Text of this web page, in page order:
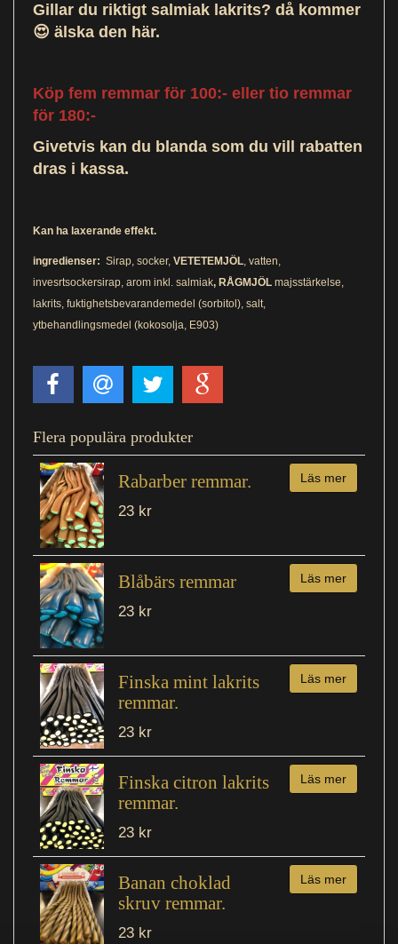
Gillar du riktigt salmiak lakrits? då kommer
😍 älska den här.
Köp fem remmar för 100:- eller tio remmar
för 180:-
Givetvis kan du blanda som du vill rabatten
dras i kassa.
Kan ha laxerande effekt.
ingredienser: Sirap, socker, VETETEMJÖL, vatten,
invesrtsockersirap, arom inkl. salmiak, RÅGMJÖL majsstärkelse,
lakrits, fuktighetsbevarandemedel (sorbitol), salt,
ytbehandlingsmedel (kokosolja, E903)
Flera populära produkter
Rabarber remmar.
23 kr
Läs mer
Blåbärs remmar
23 kr
Läs mer
Finska mint lakrits
remmar.
23 kr
Läs mer
Finska citron lakrits
remmar.
23 kr
Läs mer
Banan choklad
skruv remmar.
23 kr
Läs mer